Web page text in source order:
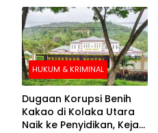
HUKUM & KRIMINAL
Dugaan Korupsi Benih
Kakao di Kolaka Utara
Naik ke Penyidikan, Kejari